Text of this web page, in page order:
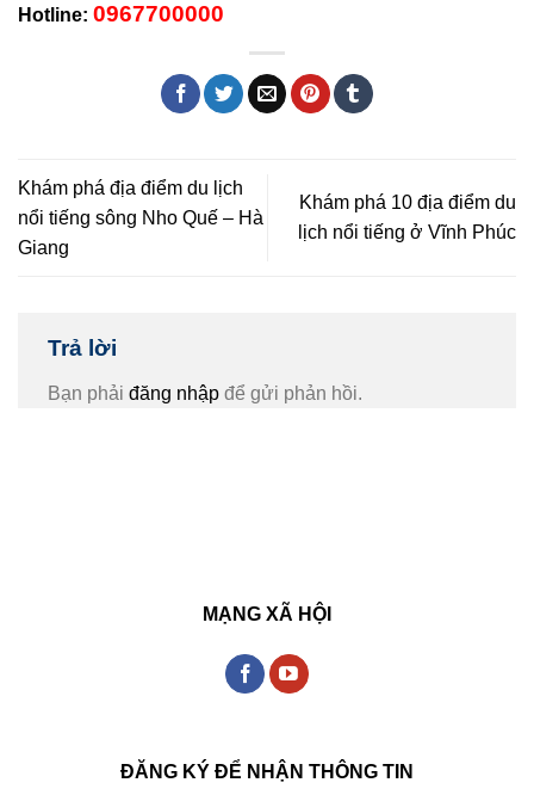
Hotline: 0967700000
Khám phá địa điểm du lịch
nổi tiếng sông Nho Quế – Hà
Giang
Khám phá 10 địa điểm du
lịch nổi tiếng ở Vĩnh Phúc
Trả lời
Bạn phải đăng nhập để gửi phản hồi.
MẠNG XÃ HỘI
ĐĂNG KÝ ĐỂ NHẬN THÔNG TIN